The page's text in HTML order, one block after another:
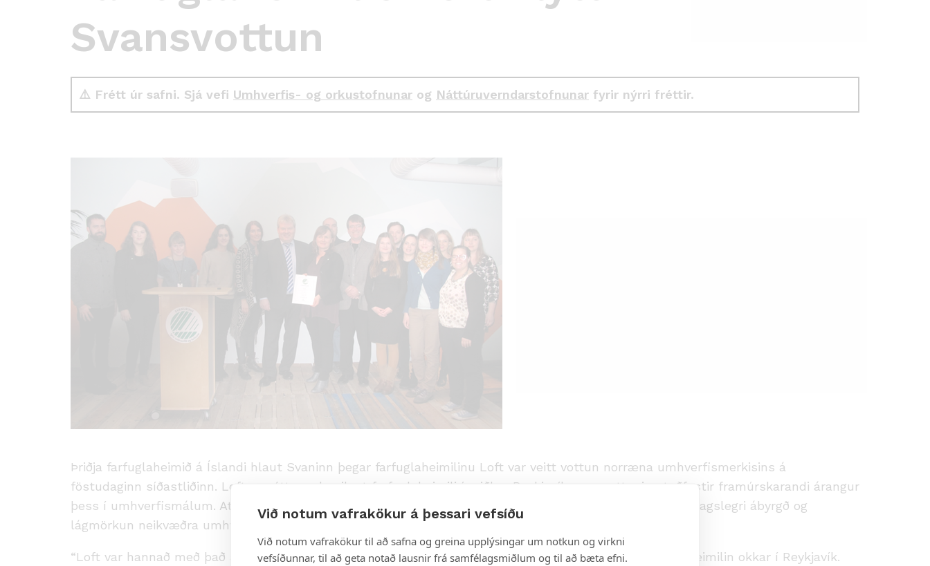
Við notum vafrakökur á þessari vefsíðu
Við notum vafrakökur til að safna og greina upplýsingar um notkun og virkni
vefsíðunnar, til að geta notað lausnir frá samfélagsmiðlum og til að bæta efni.
Svansvottun
⚠️ Frétt úr safni. Sjá vefi Umhverfis- og orkustofnunar og Náttúruverndarstofnunar fyrir nýrri fréttir.
Þriðja farfuglaheimið á Íslandi hlaut Svaninn þegar farfuglaheimilinu Loft var veitt vottun norræna umhverfismerkisins á
föstudaginn síðastliðinn. Loft er nýtt og glæsilegt farfuglaheimili í miðbæ Reykjavíkur en vottunin staðfestir framúrskarandi árangur
þess í umhverfismálum. Athygli vekur hve Farfuglaheimilin í Reykjavík standa sig vel í að vinna að samfélagslegri ábyrgð og
lágmörkun neikvæðra umhverfisáhrifa.
“Loft var hannað með það að markmiði að starfsemin uppfyllti umhverfisvottun líkt og hin tvö Farfuglaheimilin okkar í Reykjavík.